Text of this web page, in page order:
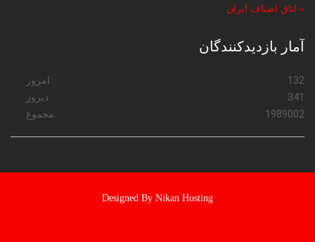
» اتاق اصناف ایران
آمار بازدیدکنندگان
امروز
132
دیروز
341
مجموع
1989002
Designed By Nikan Hosting